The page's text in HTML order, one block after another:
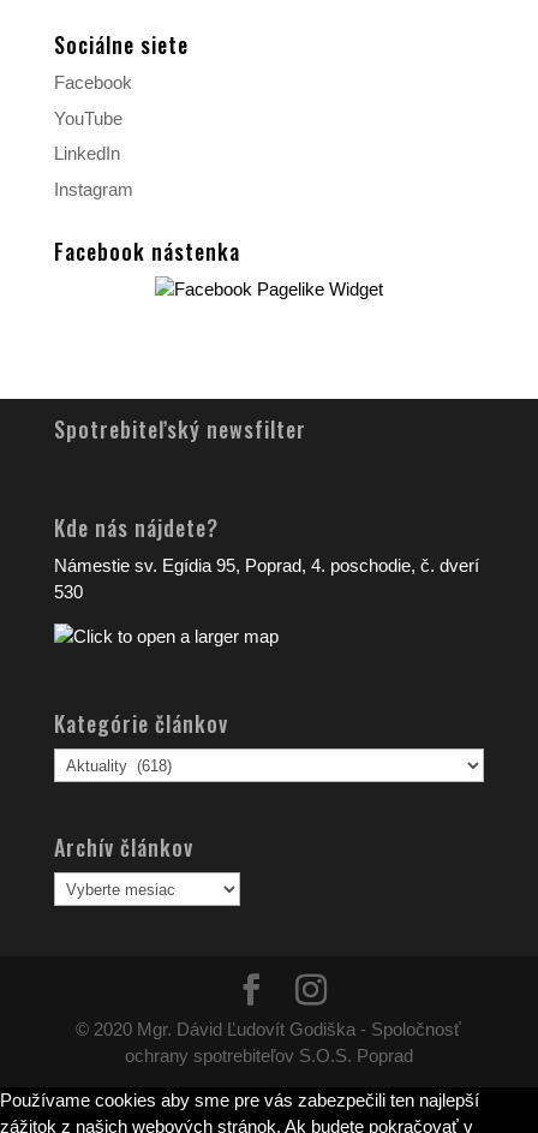
Sociálne siete
Facebook
YouTube
LinkedIn
Instagram
Facebook nástenka
Spotrebiteľský newsfilter
Kde nás nájdete?
Námestie sv. Egídia 95, Poprad, 4. poschodie, č. dverí
530
Kategórie článkov
Kategórie
článkov
Archív článkov
Archív
článkov
© 2020 Mgr. Dávid Ľudovít Godiška - Spoločnosť
ochrany spotrebiteľov S.O.S. Poprad
Používame cookies aby sme pre vás zabezpečili ten najlepší
zážitok z našich webových stránok. Ak budete pokračovať v